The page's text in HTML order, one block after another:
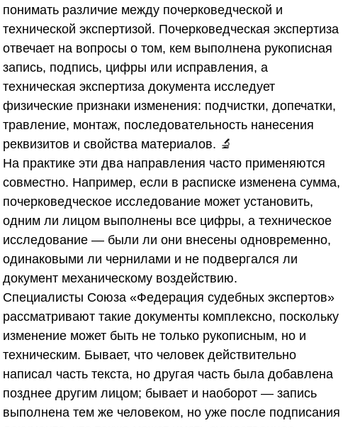
понимать различие между почерковедческой и
технической экспертизой. Почерковедческая экспертиза
отвечает на вопросы о том, кем выполнена рукописная
запись, подпись, цифры или исправления, а
техническая экспертиза документа исследует
физические признаки изменения: подчистки, допечатки,
травление, монтаж, последовательность нанесения
реквизитов и свойства материалов. 🔬
На практике эти два направления часто применяются
совместно. Например, если в расписке изменена сумма,
почерковедческое исследование может установить,
одним ли лицом выполнены все цифры, а техническое
исследование — были ли они внесены одновременно,
одинаковыми ли чернилами и не подвергался ли
документ механическому воздействию.
Специалисты Союза «Федерация судебных экспертов»
рассматривают такие документы комплексно, поскольку
изменение может быть не только рукописным, но и
техническим. Бывает, что человек действительно
написал часть текста, но другая часть была добавлена
позднее другим лицом; бывает и наоборот — запись
выполнена тем же человеком, но уже после подписания